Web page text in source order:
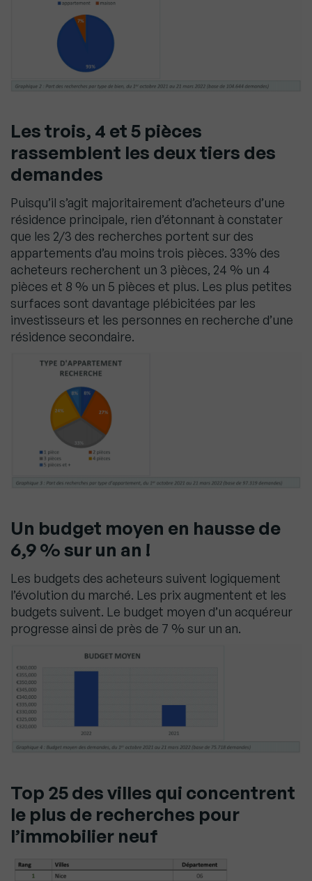
Les trois, 4 et 5 pièces
rassemblent les deux tiers des
demandes
Puisqu’il s’agit majoritairement d’acheteurs d’une
résidence principale, rien d’étonnant à constater
que les 2/3 des recherches portent sur des
appartements d’au moins trois pièces. 33% des
acheteurs recherchent un 3 pièces, 24 % un 4
pièces et 8 % un 5 pièces et plus. Les plus petites
surfaces sont davantage plébicitées par les
investisseurs et les personnes en recherche d’une
résidence secondaire.
Un budget moyen en hausse de
6,9 % sur un an !
Les budgets des acheteurs suivent logiquement
l’évolution du marché. Les prix augmentent et les
budgets suivent. Le budget moyen d’un acquéreur
progresse ainsi de près de 7 % sur un an.
Top 25 des villes qui concentrent
le plus de recherches pour
l’immobilier neuf